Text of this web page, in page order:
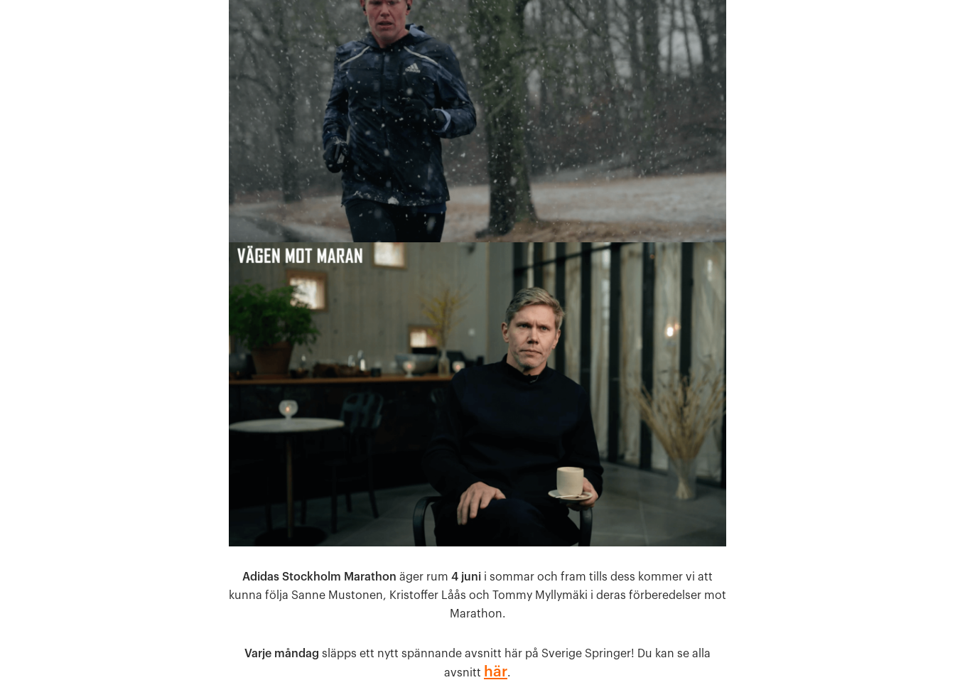
Adidas Stockholm Marathon äger rum 4 juni i sommar och fram tills dess kommer vi att
kunna följa Sanne Mustonen, Kristoffer Låås och Tommy Myllymäki i deras förberedelser mot
Marathon.
Varje måndag släpps ett nytt spännande avsnitt här på Sverige Springer! Du kan se alla
avsnitt här.